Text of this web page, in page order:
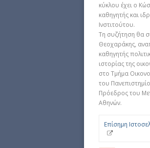
κύκλου έχει ο
καθηγητής και
Ινστιτούτου.
Τη συζήτηση θα
Θεοχαράκης,
καθηγητής
ιστορίας της
στο Τμήμα
του
Πρόεδρος του
Αθηνών.
Επίσημη